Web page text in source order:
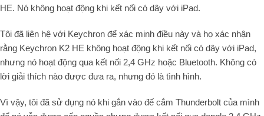
HE. Nó không hoạt động khi kết nối có dây với iPad.
Tôi đã liên hệ với Keychron để xác minh điều này và họ xác nhận
rằng Keychron K2 HE không hoạt động khi kết nối có dây với iPad,
nhưng nó hoạt động qua kết nối 2,4 GHz hoặc Bluetooth. Không có
lời giải thích nào được đưa ra, nhưng đó là tình hình.
Vì vậy, tôi đã sử dụng nó khi gắn vào đế cắm Thunderbolt của mình